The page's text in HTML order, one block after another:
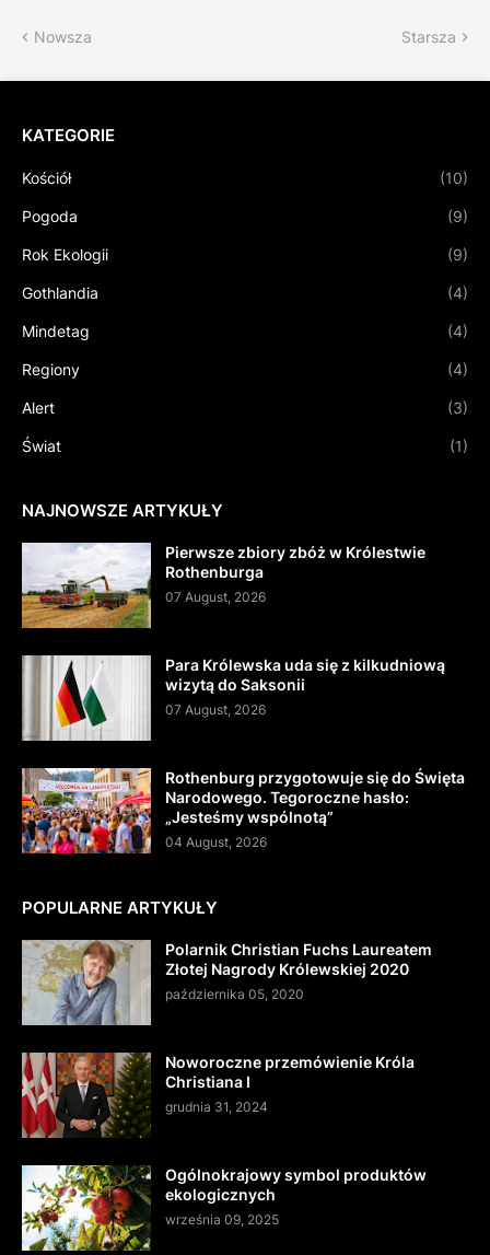
Nowsza Starsza
KATEGORIE
Kościół (10)
Pogoda (9)
Rok Ekologii (9)
Gothlandia (4)
Mindetag (4)
Regiony (4)
Alert (3)
Świat (1)
NAJNOWSZE ARTYKUŁY
Pierwsze zbiory zbóż w Królestwie
Rothenburga
07 August, 2026
Para Królewska uda się z kilkudniową
wizytą do Saksonii
07 August, 2026
Rothenburg przygotowuje się do Święta
Narodowego. Tegoroczne hasło:
„Jesteśmy wspólnotą”
04 August, 2026
POPULARNE ARTYKUŁY
Polarnik Christian Fuchs Laureatem
Złotej Nagrody Królewskiej 2020
października 05, 2020
Noworoczne przemówienie Króla
Christiana I
grudnia 31, 2024
Ogólnokrajowy symbol produktów
ekologicznych
września 09, 2025